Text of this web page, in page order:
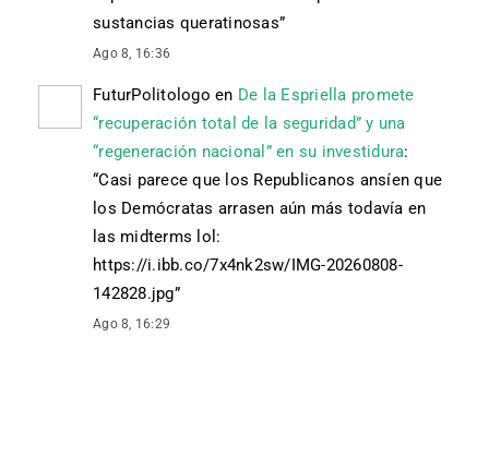
sustancias queratinosas”
Ago 8, 16:36
FuturPolitologo en De la Espriella promete
“recuperación total de la seguridad” y una
“regeneración nacional” en su investidura:
“Casi parece que los Republicanos ansíen que
los Demócratas arrasen aún más todavía en
las midterms lol:
https://i.ibb.co/7x4nk2sw/IMG-20260808-
142828.jpg”
Ago 8, 16:29